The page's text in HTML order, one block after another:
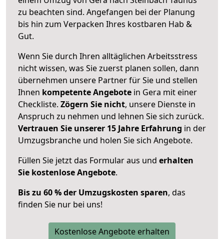
zu beachten sind. Angefangen bei der Planung
bis hin zum Verpacken Ihres kostbaren Hab &
Gut.
Wenn Sie durch Ihren alltäglichen Arbeitsstress
nicht wissen, was Sie zuerst planen sollen, dann
übernehmen unsere Partner für Sie und stellen
Ihnen kompetente Angebote in Gera mit einer
Checkliste. Zögern Sie nicht, unsere Dienste in
Anspruch zu nehmen und lehnen Sie sich zurück.
Vertrauen Sie unserer 15 Jahre Erfahrung in der
Umzugsbranche und holen Sie sich Angebote.
Füllen Sie jetzt das Formular aus und erhalten
Sie kostenlose Angebote.
Bis zu 60 % der Umzugskosten sparen, das
finden Sie nur bei uns!
Kostenlose Angebote erhalten